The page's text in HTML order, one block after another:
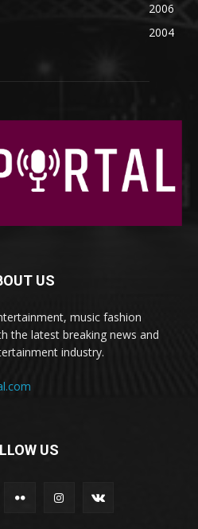
2006
2004
US
music fashion
the latest breaking news and
industry.
US